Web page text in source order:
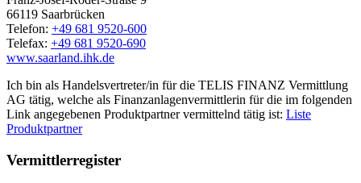
66119 Saarbrücken
Telefon: +49 681 9520-600
Telefax: +49 681 9520-690
www.saarland.ihk.de
Ich bin als Handelsvertreter/in für die TELIS FINANZ Vermittlung
AG tätig, welche als Finanzanlagenvermittlerin für die im folgenden
Link angegebenen Produktpartner vermittelnd tätig ist: Liste
Produktpartner
Vermittlerregister